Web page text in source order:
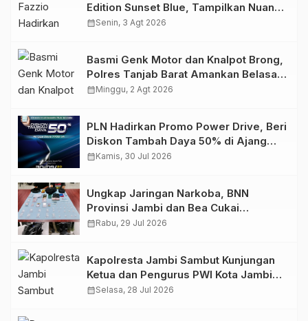
Edition Sunset Blue, Tampilkan Nuansa
Retro Summer yang Semakin Skena
calendar_monthSenin, 3 Agt 2026
Basmi Genk Motor dan Knalpot Brong,
Polres Tanjab Barat Amankan Belasan
Kendaraan
calendar_monthMinggu, 2 Agt 2026
PLN Hadirkan Promo Power Drive, Beri
Diskon Tambah Daya 50% di Ajang
GIIAS 2026
calendar_monthKamis, 30 Jul 2026
Ungkap Jaringan Narkoba, BNN
Provinsi Jambi dan Bea Cukai
Amankan Sembilan Pelaku beserta
calendar_monthRabu, 29 Jul 2026
Kapolresta Jambi Sambut Kunjungan
Ketua dan Pengurus PWI Kota Jambi
Perkuat Sinergi dan Kolaborasi
calendar_monthSelasa, 28 Jul 2026